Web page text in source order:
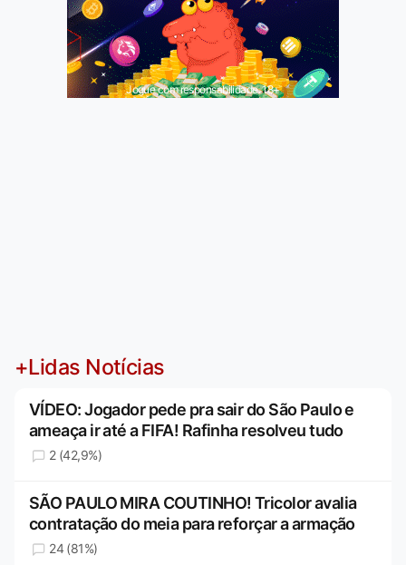
Jogue com responsabilidade. 18+
+Lidas Notícias
VÍDEO: Jogador pede pra sair do São Paulo e
ameaça ir até a FIFA! Rafinha resolveu tudo
2 (42,9%)
SÃO PAULO MIRA COUTINHO! Tricolor avalia
contratação do meia para reforçar a armação
24 (81%)